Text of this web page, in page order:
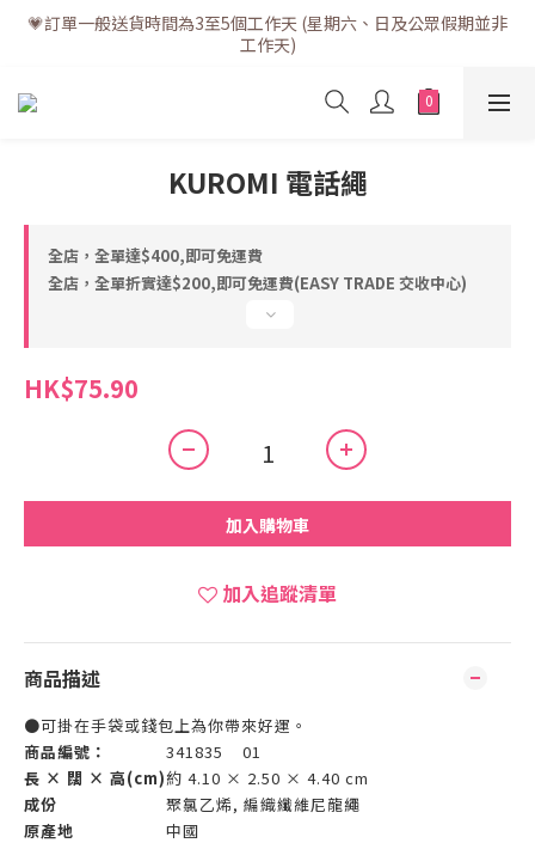
💗訂單一般送貨時間為3至5個工作天 (星期六、日及公眾假期並非
工作天)
💗訂單一般送貨時間為3至5個工作天 (星期六、日及公眾假期並非
工作天)
💗折實滿$400免運費 | 滿$200免自取點運費
💗立即下載全新會員APP享有專屬會員禮遇
💗訂單一般送貨時間為3至5個工作天 (星期六、日及公眾假期並非
工作天)
KUROMI 電話繩
全店，全單達$400,即可免運費
全店，全單折實達$200,即可免運費(EASY TRADE 交收中心)
HK$75.90
加入購物車
加入追蹤清單
商品描述
●可掛在手袋或錢包上為你帶來好運。
商品編號：
341835 01
長 × 闊 × 高(cm)約 4.10 × 2.50 × 4.40 cm
成份
聚氯乙烯, 編織纖維尼龍繩
原產地
中國